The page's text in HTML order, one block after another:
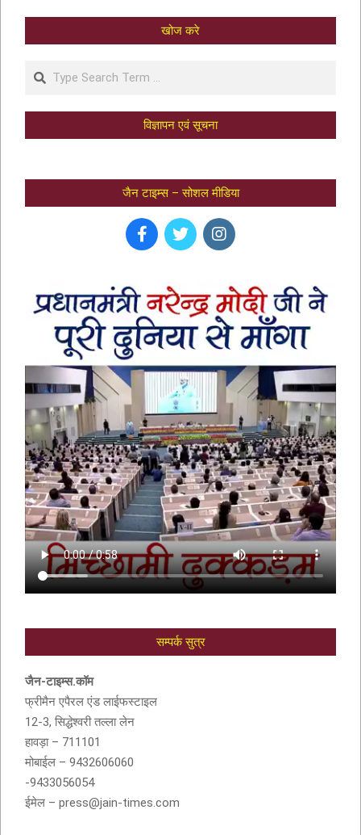
खोज करे
विज्ञापन एवं सूचना
भक्तामर स्तोत्र – BHAKTAMAR STOTRA –
आचार्य मानतुंगसूरि द्वारा
आदरणीय सुशीला देवी बांठिया (SUSHILA DEVI
जैन टाइम्स – सोशल मीडिया
सम्पर्क सुत्र
जैन-टाइम्स.कॉम
फ्रीमैन एपैरल एंड लाईफस्टाइल
12-3, सिद्धेश्वरी तल्ला लेन
हावड़ा – 711101
मोबाईल – 9432606060
-9433056054
ईमेल – press@jain-times.com